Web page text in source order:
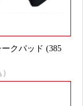
クパッド (385